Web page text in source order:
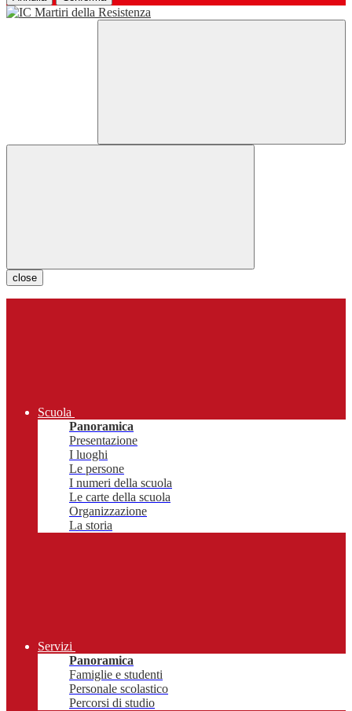
close
Scuola
Panoramica
Presentazione
I luoghi
Le persone
I numeri della scuola
Le carte della scuola
Organizzazione
La storia
Servizi
Panoramica
Famiglie e studenti
Personale scolastico
Percorsi di studio